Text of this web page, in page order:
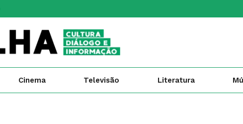
Cinema Televisão Literatura